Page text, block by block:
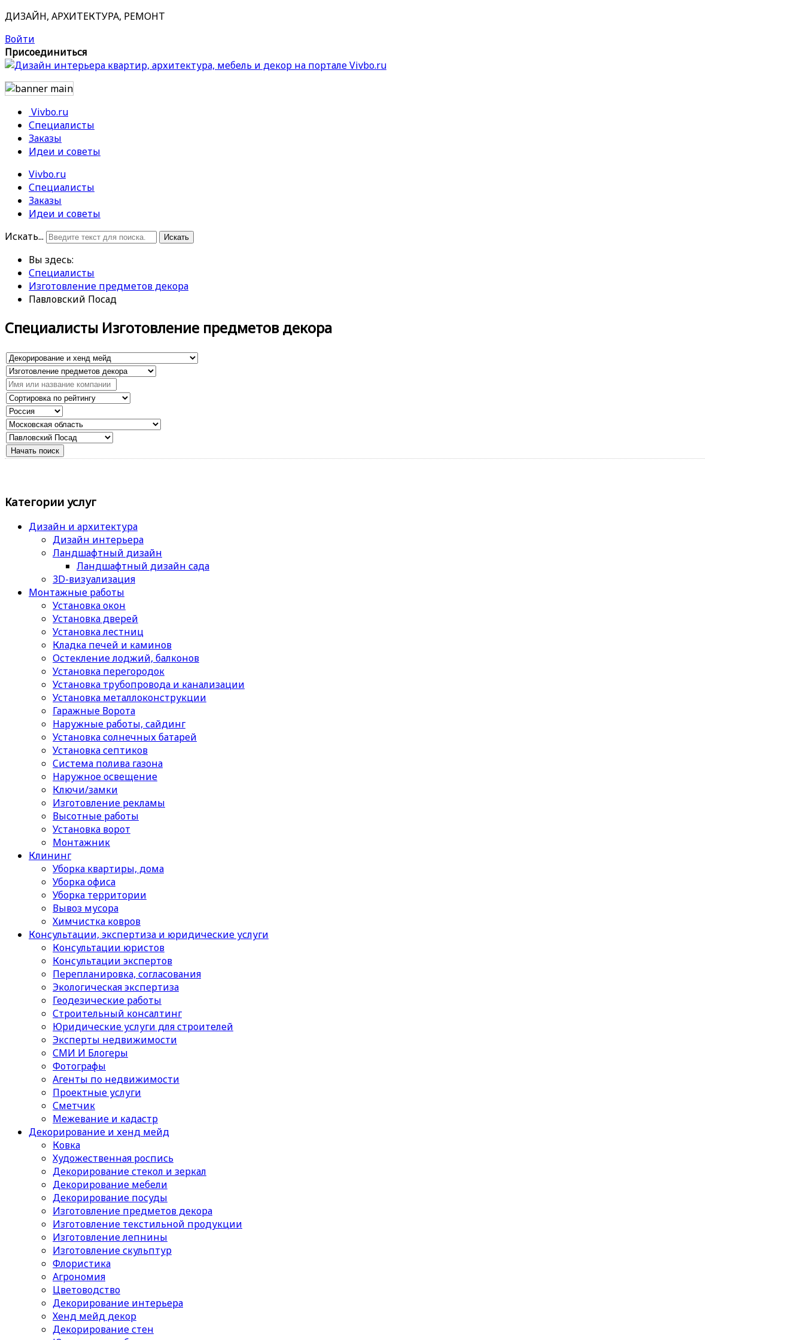
ДИЗАЙН, АРХИТЕКТУРА, РЕМОНТ
Войти
Присоединиться
Vivbo.ru
Специалисты
Заказы
Идеи и советы
Vivbo.ru
Специалисты
Заказы
Идеи и советы
Искать...
Искать
Вы здесь:
Специалисты
Изготовление предметов декора
Павловский Посад
Специалисты Изготовление предметов декора
Категории услуг
Дизайн и архитектура
Дизайн интерьера
Ландшафтный дизайн
Ландшафтный дизайн сада
3D-визуализация
Монтажные работы
Установка окон
Установка дверей
Установка лестниц
Кладка печей и каминов
Остекление лоджий, балконов
Установка перегородок
Установка трубопровода и канализации
Установка металлоконструкции
Гаражные Ворота
Наружные работы, сайдинг
Установка солнечных батарей
Установка септиков
Cистема полива газона
Наружное освещение
Ключи/замки
Изготовление рекламы
Высотные работы
Установка ворот
Монтажник
Клининг
Уборка квартиры, дома
Уборка офиса
Уборка территории
Вывоз мусора
Химчистка ковров
Консультации, экспертиза и юридические услуги
Консультации юристов
Консультации экспертов
Перепланировка, согласования
Экологическая экспертиза
Геодезические работы
Строительный консалтинг
Юридические услуги для строителей
Эксперты недвижимости
СМИ И Блогеры
Фотографы
Агенты по недвижимости
Проектные услуги
Сметчик
Межевание и кадастр
Декорирование и хенд мейд
Ковка
Художественная роспись
Декорирование стекол и зеркал
Декорирование мебели
Декорирование посуды
Изготовление предметов декора
Изготовление текстильной продукции
Изготовление лепнины
Изготовление скульптур
Флористика
Агрономия
Цветоводство
Декорирование интерьера
Хенд мейд декор
Декорирование стен